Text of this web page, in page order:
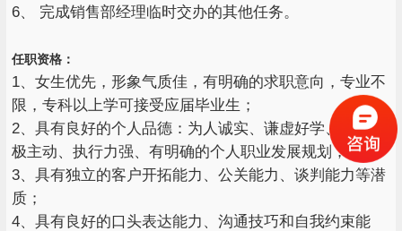
6、 完成销售部经理临时交办的其他任务。
任职资格：
1、女生优先，形象气质佳，有明确的求职意向，专业不
限，专科以上学可接受应届毕业生；
2、具有良好的个人品德：为人诚实、谦虚好学、工作积
极主动、执行力强、有明确的个人职业发展规划；
3、具有独立的客户开拓能力、公关能力、谈判能力等潜
质；
4、具有良好的口头表达能力、沟通技巧和自我约束能